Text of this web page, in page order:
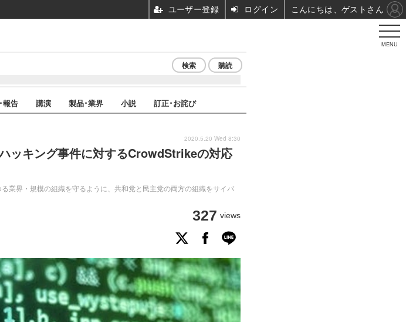
MENU
検索 購読
報告 講演 製品･業界 小説 訂正･お詫び
ッキング事件に対するCrowdStrikeの対応
業界・規模の組織を守るように、共和党と民主党の両方の組織をサイバ
327 views
2020.5.20 Wed 8:30
ユーザー登録 ログイン こんにちは、ゲストさん